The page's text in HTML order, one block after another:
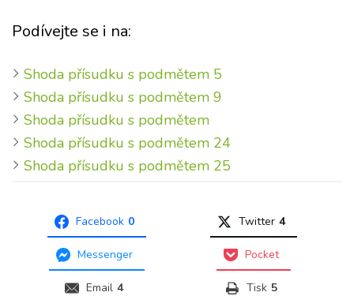
Podívejte se i na:
Shoda přísudku s podmětem 5
Shoda přísudku s podmětem 9
Shoda přísudku s podmětem
Shoda přísudku s podmětem 24
Shoda přísudku s podmětem 25
Facebook 0 Twitter 4
Messenger Pocket
Email 4 Tisk 5